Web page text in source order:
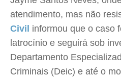
atendimento, mas não
Civil informou que o caso
latrocínio e seguirá sob
Departamento
Criminais (Deic) e até o